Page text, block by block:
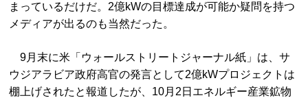
まっているだけだ。2億kWの目標達成が可能か疑問を持つ
メディアが出るのも当然だった。
9月末に米「ウォールストリートジャーナル紙」は、サ
ウジアラビア政府高官の発言として2億kWプロジェクトは
棚上げされたと報道したが、10月2日エネルギー産業鉱物